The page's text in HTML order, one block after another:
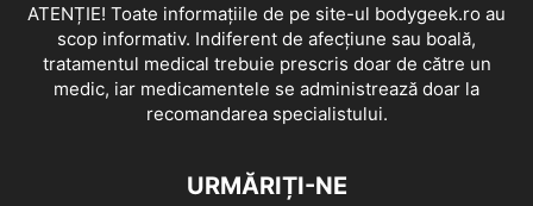
ATENȚIE! Toate informațiile de pe site-ul bodygeek.ro au
scop informativ. Indiferent de afecțiune sau boală,
tratamentul medical trebuie prescris doar de către un
medic, iar medicamentele se administrează doar la
recomandarea specialistului.
URMĂRIȚI-NE